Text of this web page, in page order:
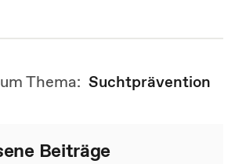
Thema: Suchtprävention
Beiträge